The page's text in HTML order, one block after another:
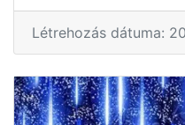
Létrehozás dátuma: